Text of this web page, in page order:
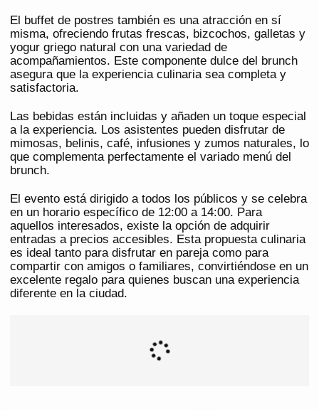
El buffet de postres también es una atracción en sí
misma, ofreciendo frutas frescas, bizcochos, galletas y
yogur griego natural con una variedad de
acompañamientos. Este componente dulce del brunch
asegura que la experiencia culinaria sea completa y
satisfactoria.
Las bebidas están incluidas y añaden un toque especial
a la experiencia. Los asistentes pueden disfrutar de
mimosas, belinis, café, infusiones y zumos naturales, lo
que complementa perfectamente el variado menú del
brunch.
El evento está dirigido a todos los públicos y se celebra
en un horario específico de 12:00 a 14:00. Para
aquellos interesados, existe la opción de adquirir
entradas a precios accesibles. Esta propuesta culinaria
es ideal tanto para disfrutar en pareja como para
compartir con amigos o familiares, convirtiéndose en un
excelente regalo para quienes buscan una experiencia
diferente en la ciudad.